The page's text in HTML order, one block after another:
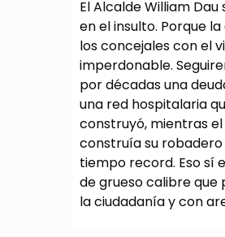
El Alcalde William
en el insulto. Porque
los concejales con el
imperdonable.
por décadas una
una red hospitalaria
construyó, mientras
construía su
tiempo record. Eso sí
de grueso calibre
la ciudadanía y con